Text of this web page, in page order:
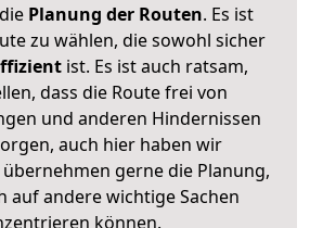
Planung der Routen. Es ist
zu wählen, die sowohl sicher
ist. Es ist auch ratsam,
dass die Route frei von
und anderen Hindernissen
auch hier haben wir
gerne die Planung,
auf andere wichtige Sachen
können.